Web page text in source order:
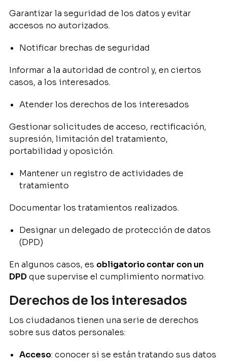
Garantizar la seguridad de los datos y evitar
accesos no autorizados.
Notificar brechas de seguridad
Informar a la autoridad de control y, en ciertos
casos, a los interesados.
Atender los derechos de los interesados
Gestionar solicitudes de acceso, rectificación,
supresión, limitación del tratamiento,
portabilidad y oposición.
Mantener un registro de actividades de
tratamiento
Documentar los tratamientos realizados.
Designar un delegado de protección de datos
(DPD)
En algunos casos, es obligatorio contar con un
DPDque supervise el cumplimiento normativo.
Derechos de los interesados
Los ciudadanos tienen una serie de derechos
sobre sus datos personales:
Acceso: conocer si se están tratando sus datos